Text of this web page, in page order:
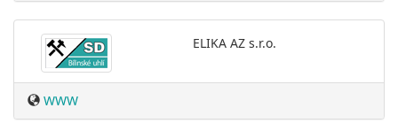
ELIKA AZ s.r.o.
WWW